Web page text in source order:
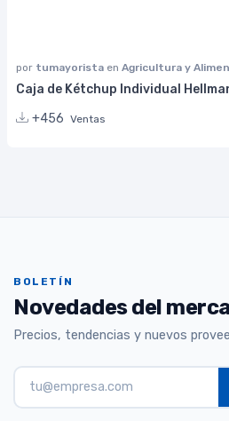
por tumayorista en Agricultura y
Caja de Kétchup Individual
+456 Ventas
BOLETÍN
Novedades del
Precios, tendencias y nuevos